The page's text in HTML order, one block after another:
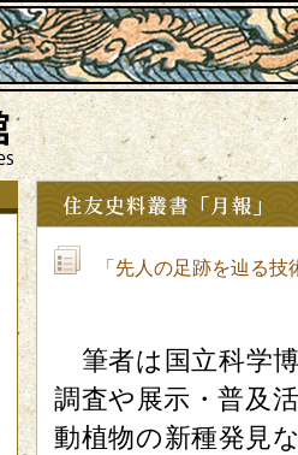
「先人の足跡を辿る
筆者は国立科学
調査や展示・普及
動植物の新種発見